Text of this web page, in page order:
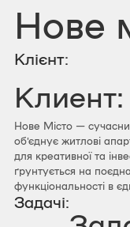
Нове
Клієнт:
Клиент:
Нове Місто —
об’єднує житлові
для креативної та
ґрунтується на
функціональності в
Задачі: